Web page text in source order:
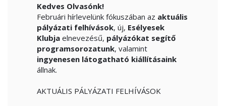
Kedves Olvasónk!
Februári hírlevelünk fókuszában az aktuális
pályázati felhívások, új, Esélyesek
Klubja elnevezésű, pályázókat segítő
programsorozatunk, valamint
ingyenesen látogatható kiállításaink
állnak.
AKTUÁLIS PÁLYÁZATI FELHÍVÁSOK